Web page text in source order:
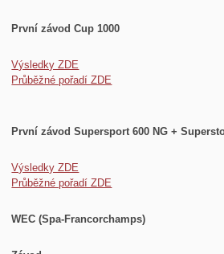
První závod Cup 1000
Výsledky ZDE
Průběžné pořadí ZDE
První závod Supersport 600 NG +
Výsledky ZDE
Průběžné pořadí ZDE
WEC (Spa-Francorchamps)